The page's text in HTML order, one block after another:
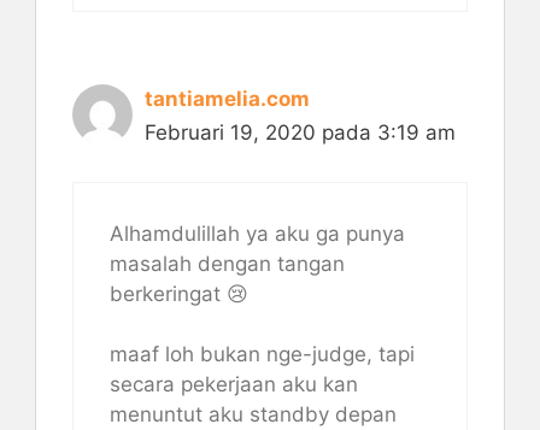
tantiamelia.com
Februari 19, 2020 pada 3:19 am
Alhamdulillah ya aku ga punya
masalah dengan tangan
berkeringat 😢
maaf loh bukan nge-judge, tapi
secara pekerjaan aku kan
menuntut aku standby depan